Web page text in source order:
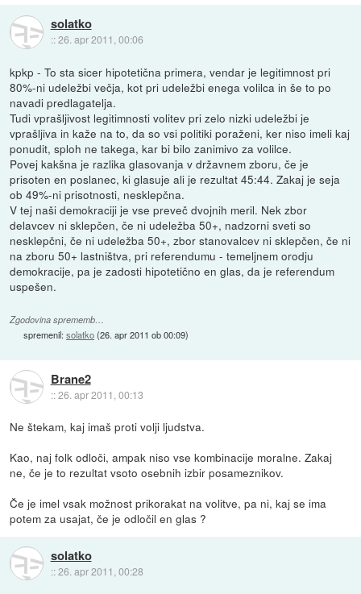
solatko
::26. apr 2011, 00:06
kpkp - To sta sicer hipotetična primera, vendar je legitimnost pri
80%-ni udeležbi večja, kot pri udeležbi enega volilca in še to po
navadi predlagatelja.
Tudi vprašljivost legitimnosti volitev pri zelo nizki udeležbi je
vprašljiva in kaže na to, da so vsi politiki poraženi, ker niso imeli kaj
ponudit, sploh ne takega, kar bi bilo zanimivo za volilce.
Povej kakšna je razlika glasovanja v državnem zboru, če je
prisoten en poslanec, ki glasuje ali je rezultat 45:44. Zakaj je seja
ob 49%-ni prisotnosti, nesklepčna.
V tej naši demokraciji je vse preveč dvojnih meril. Nek zbor
delavcev ni sklepčen, če ni udeležba 50+, nadzorni sveti so
nesklepčni, če ni udeležba 50+, zbor stanovalcev ni sklepčen, če ni
na zboru 50+ lastništva, pri referendumu - temeljnem orodju
demokracije, pa je zadosti hipotetično en glas, da je referendum
uspešen.
Zgodovina sprememb…
spremenil:solatko(26. apr 2011 ob 00:09)
Brane2
::26. apr 2011, 00:13
Ne štekam, kaj imaš proti volji ljudstva.
Kao, naj folk odloči, ampak niso vse kombinacije moralne. Zakaj
ne, če je to rezultat vsoto osebnih izbir posameznikov.
Če je imel vsak možnost prikorakat na volitve, pa ni, kaj se ima
potem za usajat, če je odločil en glas ?
solatko
::26. apr 2011, 00:28